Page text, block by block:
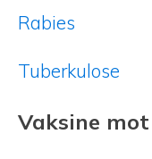
Rabies
Tuberkulose
Vaksine